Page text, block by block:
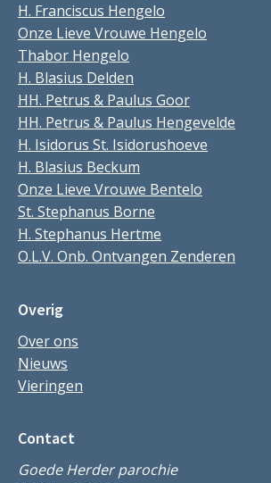
H. Franciscus Hengelo
Onze Lieve Vrouwe Hengelo
Thabor Hengelo
H. Blasius Delden
HH. Petrus & Paulus Goor
HH. Petrus & Paulus Hengevelde
H. Isidorus St. Isidorushoeve
H. Blasius Beckum
Onze Lieve Vrouwe Bentelo
St. Stephanus Borne
H. Stephanus Hertme
O.L.V. Onb. Ontvangen Zenderen
Overig
Over ons
Nieuws
Vieringen
Contact
Goede Herder parochie